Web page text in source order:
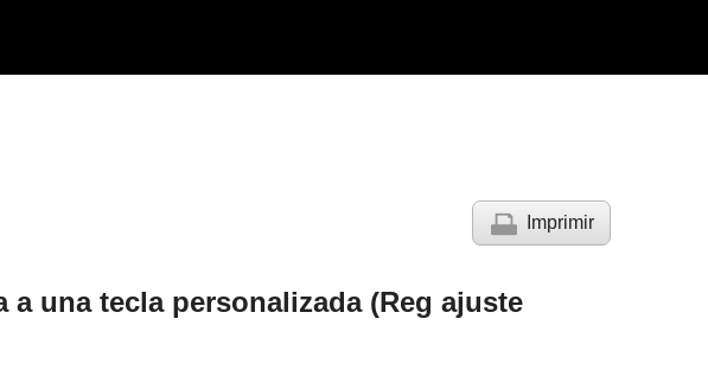
Imprimir
a una tecla personalizada (Reg ajuste